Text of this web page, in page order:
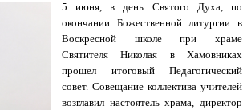
5 июня, в день Святого Духа, по
окончании Божественной литургии в
Воскресной школе при храме
Святителя Николая в Хамовниках
прошел итоговый Педагогический
совет. Совещание коллектива учителей
возглавил настоятель храма, директор